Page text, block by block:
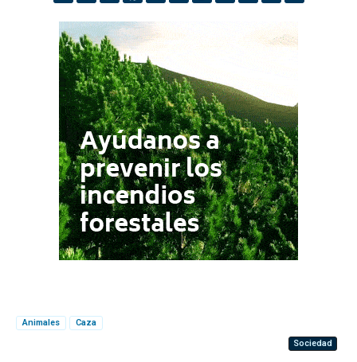
Animales
Caza
Sociedad